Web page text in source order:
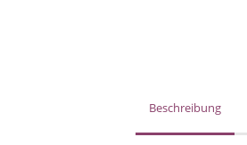
Beschreibung